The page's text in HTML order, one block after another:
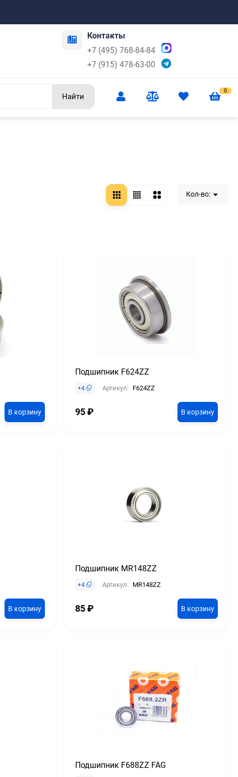
Контакты
+7 (495) 768-84-84
+7 (915) 478-63-00
Найти
0
Кол-во:
В корзину
Подшипник F624ZZ
+4 Артикул: F624ZZ
95₽ В корзину
В корзину
Подшипник MR148ZZ
+4 Артикул: MR148ZZ
85₽ В корзину
Подшипник F688ZZ FAG